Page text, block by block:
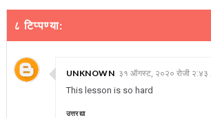
८ टिप्पण्या:
UNKNOWN ३१ ऑगस्ट, २०२० रोजी २:४३
This lesson is so hard
उत्तर द्या